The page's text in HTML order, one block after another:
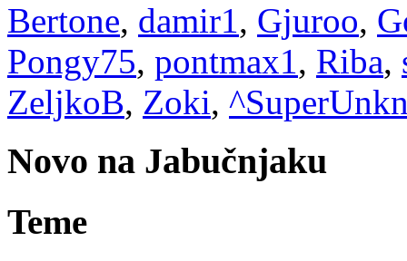
Bertone, damir1, Gjuroo,
Pongy75, pontmax1, Riba,
ZeljkoB, Zoki,
Novo na Jabučnjaku
Teme